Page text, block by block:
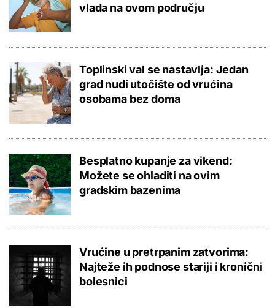
vlada na ovom području
Toplinski val se nastavlja: Jedan
grad nudi utočište od vrućina
osobama bez doma
Besplatno kupanje za vikend:
Možete se ohladiti na ovim
gradskim bazenima
Vrućine u pretrpanim zatvorima:
Najteže ih podnose stariji i kronični
bolesnici